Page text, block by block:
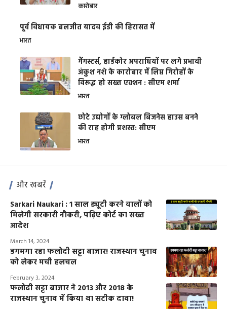
कारोबार
पूर्व विधायक बलजीत यादव ईडी की हिरासत में
भारत
गैंगस्टर्स, हार्डकोर अपराधियों पर लगे प्रभावी
अंकुश नशे के कारोबार में लिप्त गिरोहों के
विरूद्ध हो सख्त एक्शन : सीएम शर्मा
भारत
छोटे उद्योगों के ग्लोबल बिजनेस हाउस बनने
की राह होगी प्रशस्त: सीएम
भारत
और खबरें
Sarkari Naukari : 1 साल ड्यूटी करने वालों को
मिलेगी सरकारी नौकरी, पढ़िए कोर्ट का सख्त
आदेश
March 14, 2024
डगमगा रहा फलोदी सट्टा बाजार! राजस्थान चुनाव
को लेकर मची हलचल
February 3, 2024
फलोदी सट्टा बाजार ने 2013 और 2018 के
राजस्थान चुनाव में किया था सटीक दावा!